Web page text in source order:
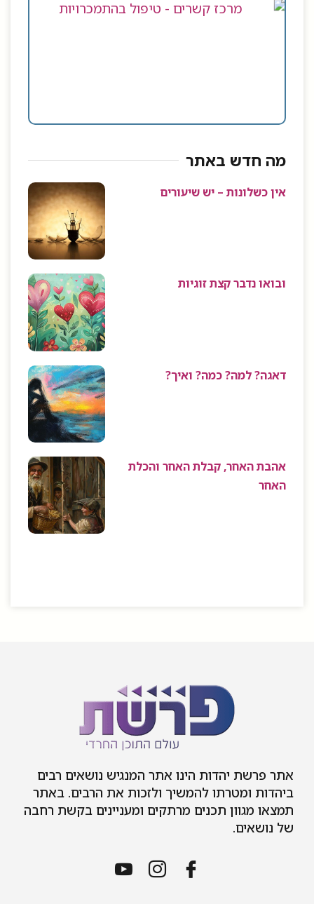
מה חדש באתר
אין כשלונות – יש שיעורים
ובואו נדבר קצת זוגיות
דאגה? למה? כמה? ואיך?
אהבת האחר, קבלת האחר והכלת
האחר
אתר פרשת יהדות הינו אתר המנגיש נושאים רבים
ביהדות ומטרתו להמשיך ולזכות את הרבים. באתר
תמצאו מגוון תכנים מרתקים ומעניינים בקשת רחבה
של נושאים.